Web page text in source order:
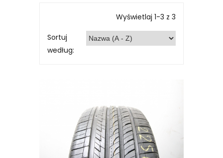
Wyświetlaj 1-3 z 3
Sortuj
według: